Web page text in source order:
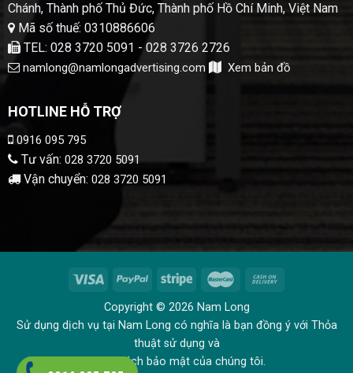
Chánh, Thành phố Thủ Đức, Thành phố Hồ Chí Minh, Việt Nam
Mã số thuế: 0310886606
TEL: 028 3720 5091 - 028 3726 2726
namlong@namlongadvertising.com Xem bản đồ
HOTLINE HỖ TRỢ
0916 095 795
Tư vấn: 028 3720 5091
Vận chuyển: 028 3720 5091
Copyright © 2026 Nam Long
Sử dụng dịch vụ tại Nam Long có nghĩa là bạn đồng ý với Thỏa
thuật sử dụng và
Chính sách bảo mật của chúng tôi.